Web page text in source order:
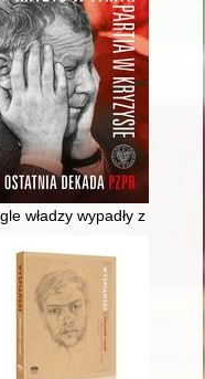
of conflict and
władzy wypadły z